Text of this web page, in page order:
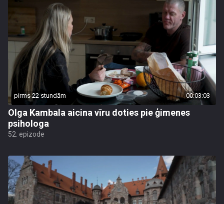
pirms 22 stundām 00:03:03
Olga Kambala aicina vīru doties pie ģimenes
psihologa
52. epizode